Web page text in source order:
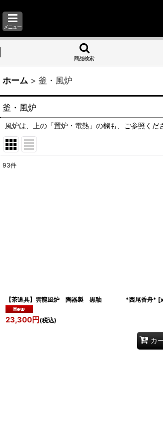
メニュー
商品検索
ホーム > 釜・風炉
釜・風炉
風炉は、上の「置炉・電熱」の欄も、ご参照くだ
93件
【茶道具】雲龍風炉 陶器製 黒釉 *西尾香舟* [
23,300円 (税込)
カ